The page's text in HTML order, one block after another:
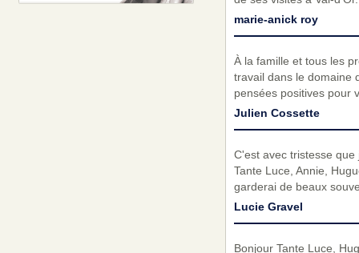
marie-anick roy
À la famille et tous les
travail dans le domaine
pensées positives pour
Julien Cossette
C'est avec tristesse
Tante Luce, Annie,
garderai de beaux
Lucie Gravel
Bonjour Tante Luce,